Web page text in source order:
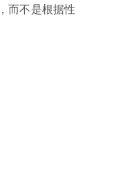
而不是根据性